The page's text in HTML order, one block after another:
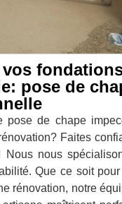
pose de
pose de chape
Faites
Nous nous
Que ce soit
rénovation, notre